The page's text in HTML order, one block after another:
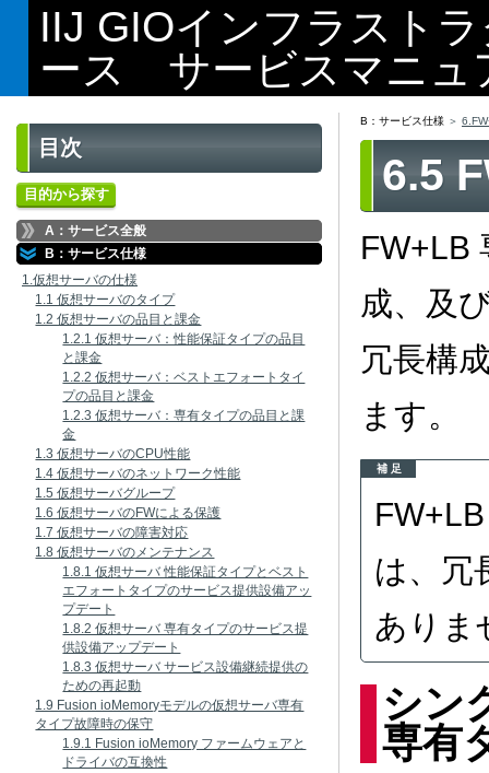
IIJ GIOインフラスト
ース サービスマニュ
目次
目的から探す
A：サービス全般
B：サービス仕様
1.仮想サーバの仕様
1.1 仮想サーバのタイプ
1.2 仮想サーバの品目と課金
1.2.1 仮想サーバ：性能保証タイプの品目
と課金
1.2.2 仮想サーバ：ベストエフォートタイ
プの品目と課金
1.2.3 仮想サーバ：専有タイプの品目と課
金
1.3 仮想サーバのCPU性能
1.4 仮想サーバのネットワーク性能
1.5 仮想サーバグループ
1.6 仮想サーバのFWによる保護
1.7 仮想サーバの障害対応
1.8 仮想サーバのメンテナンス
1.8.1 仮想サーバ 性能保証タイプとベスト
エフォートタイプのサービス提供設備アッ
プデート
1.8.2 仮想サーバ 専有タイプのサービス提
供設備アップデート
1.8.3 仮想サーバ サービス設備継続提供の
ための再起動
1.9 Fusion ioMemoryモデルの仮想サーバ専有
タイプ故障時の保守
1.9.1 Fusion ioMemory ファームウェアと
ドライバの互換性
B：サービス仕様
6.5
FW+LB
成、及
冗長構
ます。
補 足
は、冗
ありま
シン
専有